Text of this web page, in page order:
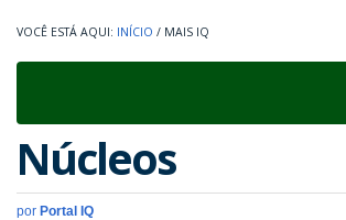
INÍCIO / MAIS IQ
Núcleos
por Portal IQ